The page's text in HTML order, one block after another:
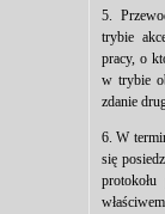
5.
trybie
pracy, o
w trybie
zdanie
6. W
się